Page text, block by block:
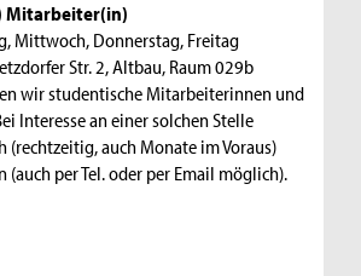
Mitarbeiter(in)
Mittwoch, Donnerstag, Freitag
Str. 2, Altbau, Raum 029b
wir studentische Mitarbeiterinnen und
Interesse an einer solchen Stelle
(rechtzeitig, auch Monate im Voraus)
(auch per Tel. oder per Email möglich).